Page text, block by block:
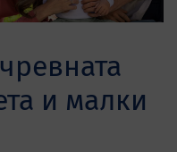
и малки